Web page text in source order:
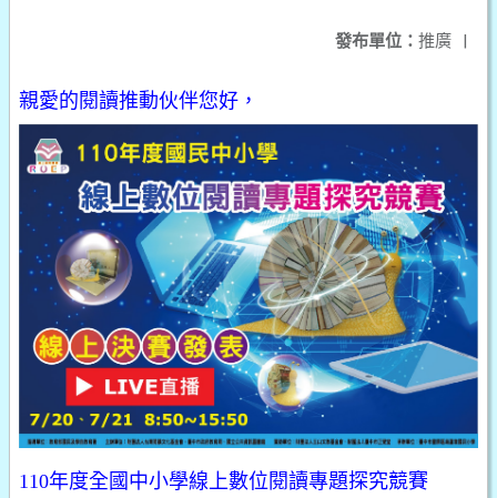
發布單位： 推廣 |
親愛的閱讀推動伙伴您好，
110年度全國中小學線上數位閱讀專題探究競賽